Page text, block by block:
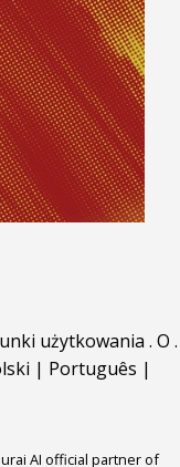
użytkowania . O .
| Português |
AI official partner of